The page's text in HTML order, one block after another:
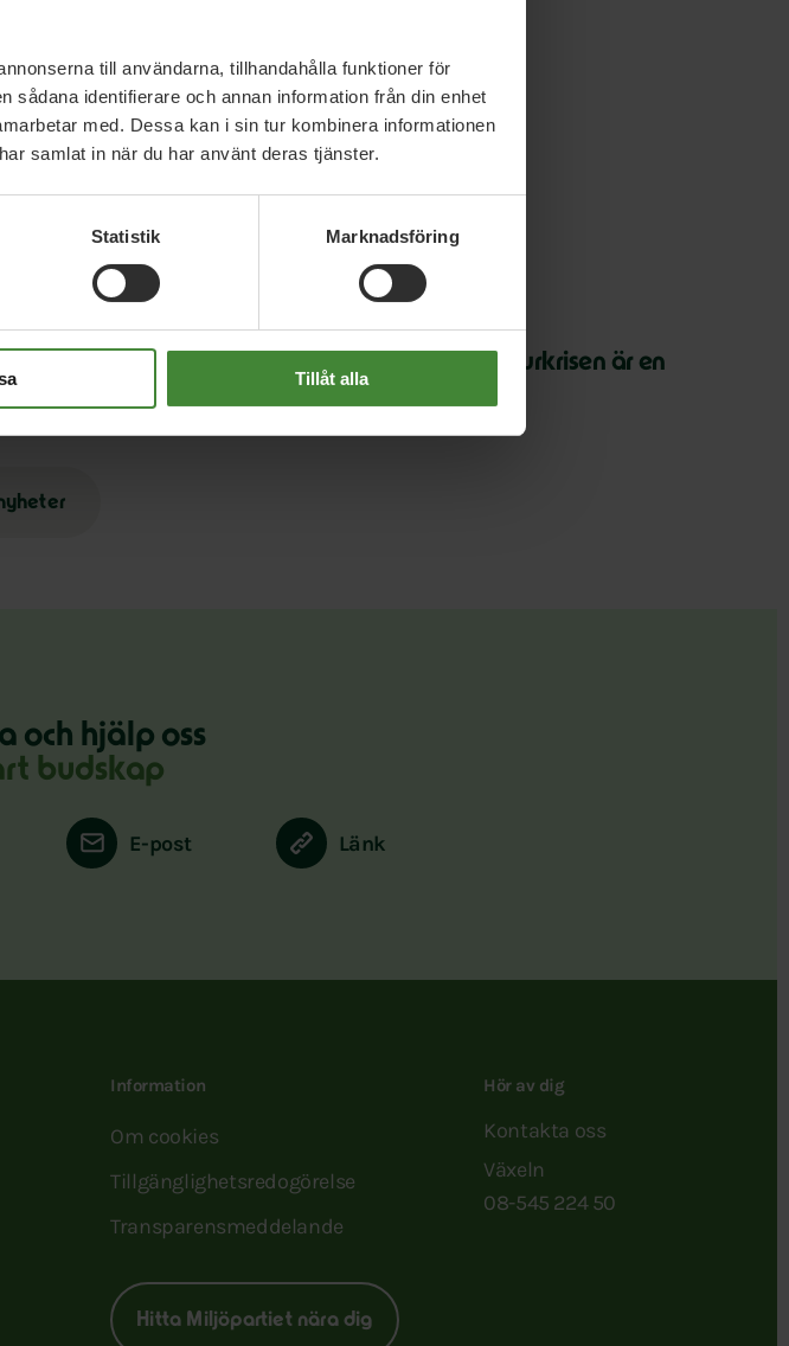
till användarna, tillhandahålla funktioner för
identifierare och annan information från din enhet
med. Dessa kan i sin tur kombinera informationen
samlat in när du har använt deras tjänster.
Statistik Marknadsföring
Tillåt alla
nyheter
30 juli 2026
Earth Overshoot Day: Naturkrisen är en
och hjälp oss
budskap
E-post Länk
Information
Om cookies
Tillgänglighetsredogörelse
Transparensmeddelande
Hitta Miljöpartiet nära dig
Hör av dig
Kontakta oss
Växeln
08-545 224 50